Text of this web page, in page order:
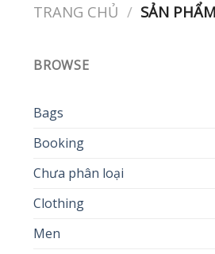
TRANG CHỦ / SẢN
BROWSE
Bags
Booking
Chưa phân loại
Clothing
Men